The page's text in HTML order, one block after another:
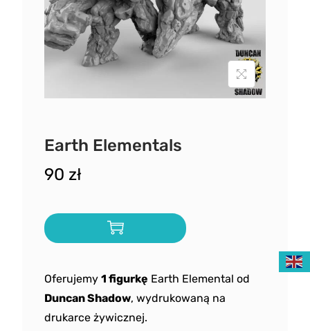
Earth Elementals
90 zł
Oferujemy 1 figurkę Earth Elemental od
Duncan Shadow, wydrukowaną na
drukarce żywicznej.